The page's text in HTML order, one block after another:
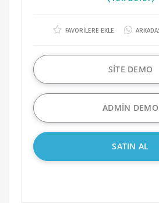
FAVORİLERE EKLE
SİTE DEMO
ADMİN DEMO
SATIN AL